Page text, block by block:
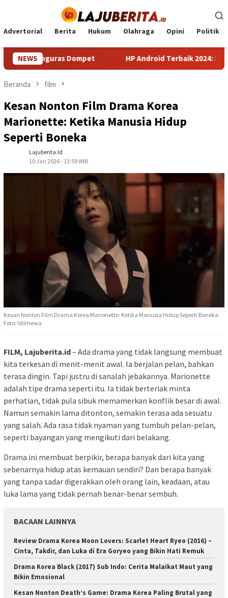
konten
Advertorial Berita Hukum Olahraga Opini Politik
NEWS
Dompet HP Android Terbaik 2024: Panduan
Beranda film
Kesan Nonton Film Drama Korea
Marionette: Ketika Manusia Hidup
Seperti Boneka
Lajuberita.id
10 Jan 2026 - 13:59 WIB
Kesan Nonton Film Drama Korea Marionette: Ketika Manusia Hidup Seperti Boneka.
Foto: Istimewa
FILM, Lajuberita.id– Ada drama yang tidak langsung membuat
kita terkesan di menit-menit awal. Ia berjalan pelan, bahkan
terasa dingin. Tapi justru di sanalah jebakannya. Marionette
adalah tipe drama seperti itu. Ia tidak berteriak minta
perhatian, tidak pula sibuk memamerkan konflik besar di awal.
Namun semakin lama ditonton, semakin terasa ada sesuatu
yang salah. Ada rasa tidak nyaman yang tumbuh pelan-pelan,
seperti bayangan yang mengikuti dari belakang.
Drama ini membuat berpikir, berapa banyak dari kita yang
sebenarnya hidup atas kemauan sendiri? Dan berapa banyak
yang tanpa sadar digerakkan oleh orang lain, keadaan, atau
luka lama yang tidak pernah benar-benar sembuh.
BACAAN LAINNYA
Review Drama Korea Moon Lovers: Scarlet Heart Ryeo (2016) –
Cinta, Takdir, dan Luka di Era Goryeo yang Bikin Hati Remuk
Drama Korea Black (2017) Sub Indo: Cerita Malaikat Maut yang
Bikin Emosional
Kesan Nonton Death’s Game: Drama Korea Paling Brutal yang